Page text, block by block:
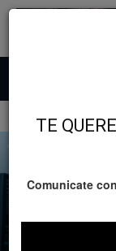
Desarrollo
TE
Comunicate